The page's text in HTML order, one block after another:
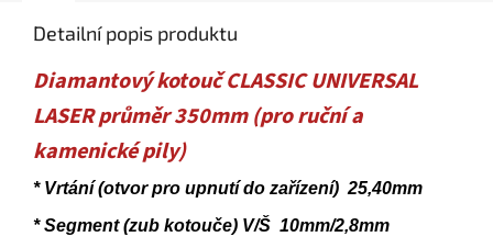
Detailní popis produktu
Diamantový kotouč CLASSIC UNIVERSAL
LASER průměr 350mm (pro ruční a
kamenické pily)
* Vrtání (otvor pro upnutí do zařízení) 25,40mm
* Segment (zub kotouče) V/Š 10mm/2,8mm